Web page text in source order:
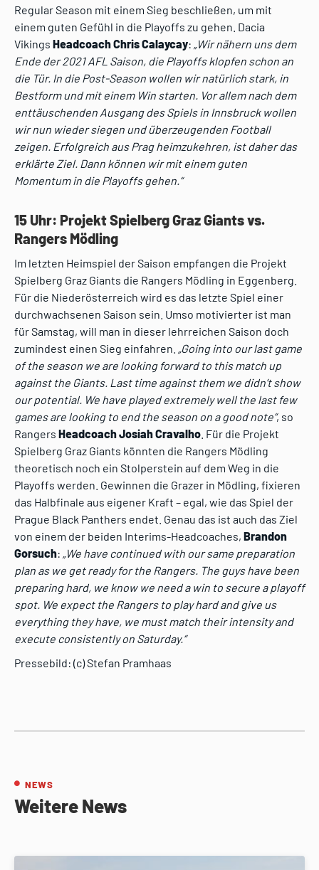
Regular Season mit einem Sieg beschließen, um mit
einem guten Gefühl in die Playoffs zu gehen. Dacia
Vikings Headcoach Chris Calaycay: „Wir nähern uns dem
Ende der 2021 AFL Saison, die Playoffs klopfen schon an
die Tür. In die Post-Season wollen wir natürlich stark, in
Bestform und mit einem Win starten. Vor allem nach dem
enttäuschenden Ausgang des Spiels in Innsbruck wollen
wir nun wieder siegen und überzeugenden Football
zeigen. Erfolgreich aus Prag heimzukehren, ist daher das
erklärte Ziel. Dann können wir mit einem guten
Momentum in die Playoffs gehen.“
15 Uhr: Projekt Spielberg Graz Giants vs.
Rangers Mödling
Im letzten Heimspiel der Saison empfangen die Projekt
Spielberg Graz Giants die Rangers Mödling in Eggenberg.
Für die Niederösterreich wird es das letzte Spiel einer
durchwachsenen Saison sein. Umso motivierter ist man
für Samstag, will man in dieser lehrreichen Saison doch
zumindest einen Sieg einfahren. „Going into our last game
of the season we are looking forward to this match up
against the Giants. Last time against them we didn’t show
our potential. We have played extremely well the last few
games are looking to end the season on a good note“, so
Rangers Headcoach Josiah Cravalho . Für die Projekt
Spielberg Graz Giants könnten die Rangers Mödling
theoretisch noch ein Stolperstein auf dem Weg in die
Playoffs werden. Gewinnen die Grazer in Mödling, fixieren
das Halbfinale aus eigener Kraft – egal, wie das Spiel der
Prague Black Panthers endet. Genau das ist auch das Ziel
von einem der beiden Interims-Headcoaches, Brandon
Gorsuch: „We have continued with our same preparation
plan as we get ready for the Rangers. The guys have been
preparing hard, we know we need a win to secure a playoff
spot. We expect the Rangers to play hard and give us
everything they have, we must match their intensity and
execute consistently on Saturday.“
Pressebild: (c) Stefan Pramhaas
NEWS
Weitere News